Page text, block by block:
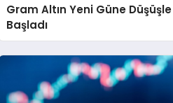
Gram Altın Yeni Güne Düşüşle
Başladı